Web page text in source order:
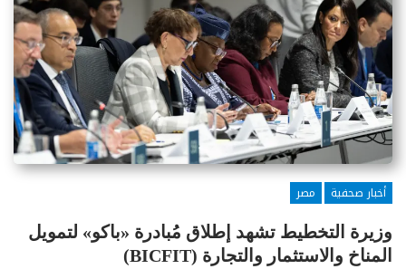
أخبار صحفية
مصر
وزيرة التخطيط تشهد إطلاق مُبادرة «باكو» لتمويل
المناخ والاستثمار والتجارة (BICFIT)